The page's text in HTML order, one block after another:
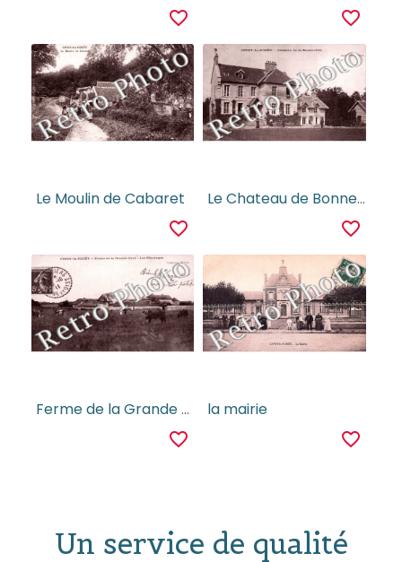
favorite_border favorite_border
Le Moulin de Cabaret
favorite_border
Le Chateau de Bonneville
favorite_border
Ferme de la Grande Cour, Les paturages
favorite_border
la mairie
favorite_border
Un service de qualité